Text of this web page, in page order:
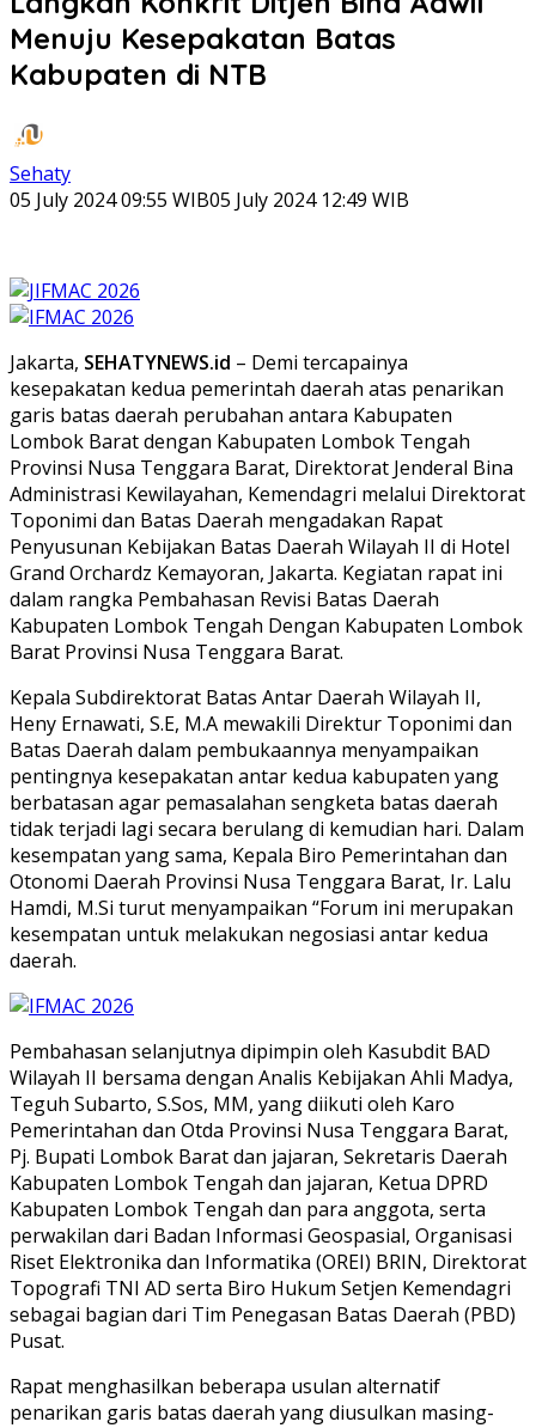
Menuju Kesepakatan Batas
Kabupaten di NTB
Sehaty
05 July 2024 09:55 WIB05 July 2024 12:49 WIB
Jakarta, SEHATYNEWS.id – Demi tercapainya
kesepakatan kedua pemerintah daerah atas penarikan
garis batas daerah perubahan antara Kabupaten
Lombok Barat dengan Kabupaten Lombok Tengah
Provinsi Nusa Tenggara Barat, Direktorat Jenderal Bina
Administrasi Kewilayahan, Kemendagri melalui Direktorat
Toponimi dan Batas Daerah mengadakan Rapat
Penyusunan Kebijakan Batas Daerah Wilayah II di Hotel
Grand Orchardz Kemayoran, Jakarta. Kegiatan rapat ini
dalam rangka Pembahasan Revisi Batas Daerah
Kabupaten Lombok Tengah Dengan Kabupaten Lombok
Barat Provinsi Nusa Tenggara Barat.
Kepala Subdirektorat Batas Antar Daerah Wilayah II,
Heny Ernawati, S.E, M.A mewakili Direktur Toponimi dan
Batas Daerah dalam pembukaannya menyampaikan
pentingnya kesepakatan antar kedua kabupaten yang
berbatasan agar pemasalahan sengketa batas daerah
tidak terjadi lagi secara berulang di kemudian hari. Dalam
kesempatan yang sama, Kepala Biro Pemerintahan dan
Otonomi Daerah Provinsi Nusa Tenggara Barat, Ir. Lalu
Hamdi, M.Si turut menyampaikan “Forum ini merupakan
kesempatan untuk melakukan negosiasi antar kedua
daerah.
Pembahasan selanjutnya dipimpin oleh Kasubdit BAD
Wilayah II bersama dengan Analis Kebijakan Ahli Madya,
Teguh Subarto, S.Sos, MM, yang diikuti oleh Karo
Pemerintahan dan Otda Provinsi Nusa Tenggara Barat,
Pj. Bupati Lombok Barat dan jajaran, Sekretaris Daerah
Kabupaten Lombok Tengah dan jajaran, Ketua DPRD
Kabupaten Lombok Tengah dan para anggota, serta
perwakilan dari Badan Informasi Geospasial, Organisasi
Riset Elektronika dan Informatika (OREI) BRIN, Direktorat
Topografi TNI AD serta Biro Hukum Setjen Kemendagri
sebagai bagian dari Tim Penegasan Batas Daerah (PBD)
Pusat.
Rapat menghasilkan beberapa usulan alternatif
penarikan garis batas daerah yang diusulkan masing-